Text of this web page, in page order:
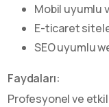
Mobil uyumlu
E-ticaret
SEO uyumlu
Faydaları:
Profesyonel ve